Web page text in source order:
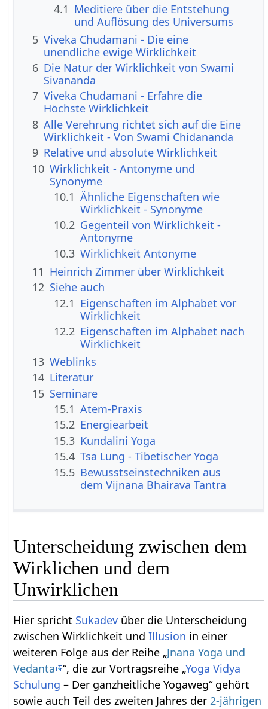
4.1 Meditiere über die Entstehung
und Auflösung des Universums
5 Viveka Chudamani - Die eine
unendliche ewige Wirklichkeit
6 Die Natur der Wirklichkeit von Swami
Sivananda
7 Viveka Chudamani - Erfahre die
Höchste Wirklichkeit
8 Alle Verehrung richtet sich auf die Eine
Wirklichkeit - Von Swami Chidananda
9 Relative und absolute Wirklichkeit
10 Wirklichkeit - Antonyme und
Synonyme
10.1 Ähnliche Eigenschaften wie
Wirklichkeit - Synonyme
10.2 Gegenteil von Wirklichkeit -
Antonyme
10.3 Wirklichkeit Antonyme
11 Heinrich Zimmer über Wirklichkeit
12 Siehe auch
12.1 Eigenschaften im Alphabet vor
Wirklichkeit
12.2 Eigenschaften im Alphabet nach
Wirklichkeit
13 Weblinks
14 Literatur
15 Seminare
15.1 Atem-Praxis
15.2 Energiearbeit
15.3 Kundalini Yoga
15.4 Tsa Lung - Tibetischer Yoga
15.5 Bewusstseinstechniken aus
dem Vijnana Bhairava Tantra
Unterscheidung zwischen dem
Wirklichen und dem
Unwirklichen
Hier spricht Sukadev über die Unterscheidung
zwischen Wirklichkeit undIllusion in einer
weiteren Folge aus der Reihe „Jnana Yoga und
Vedanta “, die zur Vortragsreihe „Yoga Vidya
Schulung – Der ganzheitliche Yogaweg“ gehört
sowie auch Teil des zweiten Jahres der2-jährigen